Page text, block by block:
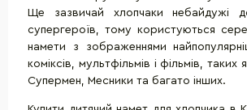
Ще зазвичай хлопчаки небайдужі до
супергероїв, тому користуються
намети з зображеннями
коміксів, мультфільмів і фільмів,
Супермен, Месники та багато інших.